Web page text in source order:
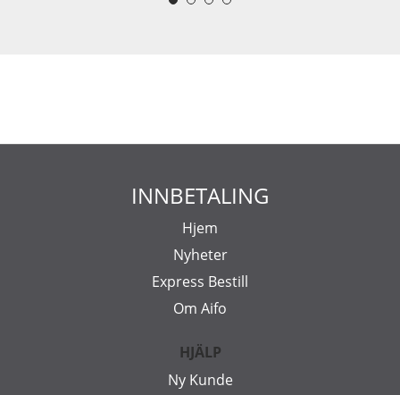
INNBETALING
Hjem
Nyheter
Express Bestill
Om Aifo
HJÄLP
Ny Kunde